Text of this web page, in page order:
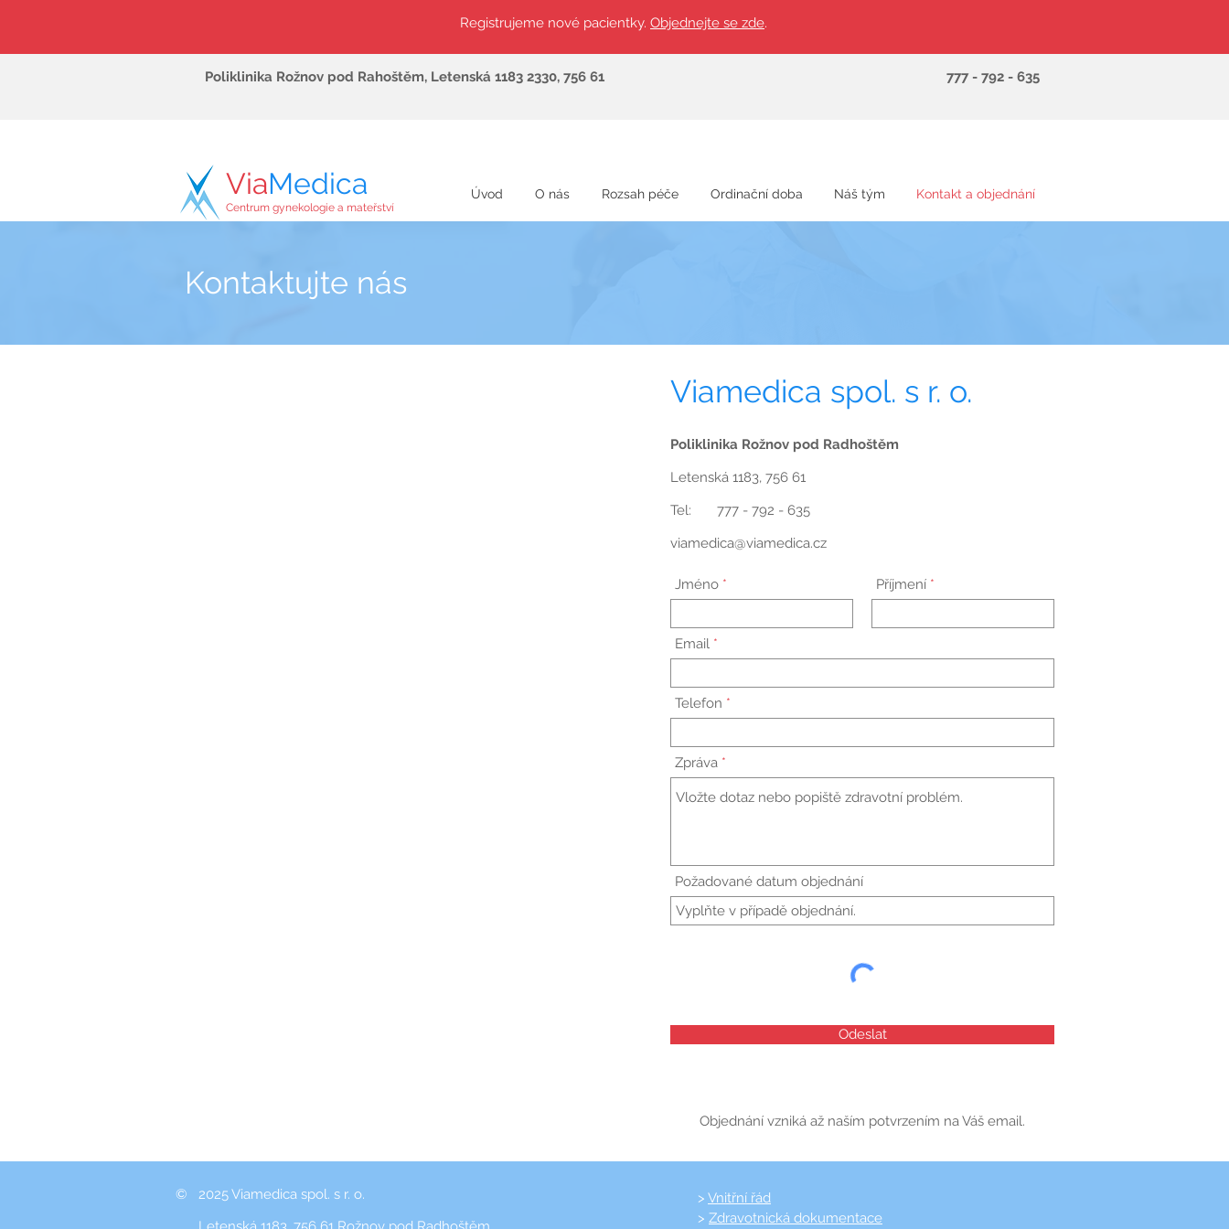
Registrujeme nové pacientky. Objednejte se zde.
Poliklinika Rožnov pod Rahoštěm, Letenská 1183 2330, 756 61 777 - 792 - 635
ViaMedica
Centrum gynekologie a mateřství
Úvod O nás Rozsah péče Ordinační doba Náš tým Kontakt a objednání
Kontaktujte nás
Viamedica spol. s r. o.
Poliklinika Rožnov pod Radhoštěm
Letenská 1183, 756 61
Tel: 777 - 792 - 635
viamedica@viamedica.cz
Jméno Příjmení
Email
Telefon
Zpráva
Požadované datum objednání
Odeslat
Objednání vzniká až naším potvrzením na Váš email.
©
2025 Viamedica spol. s r. o.
> Vnitřní řád
> Zdravotnická dokumentace